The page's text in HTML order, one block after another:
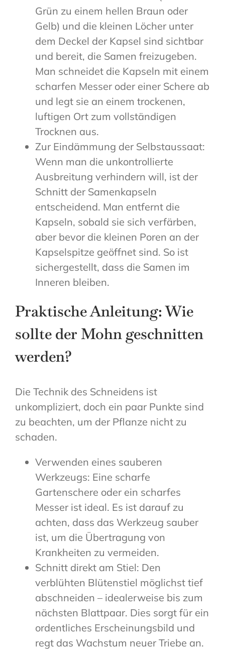
Grün zu einem hellen Braun oder
Gelb) und die kleinen Löcher unter
dem Deckel der Kapsel sind sichtbar
und bereit, die Samen freizugeben.
Man schneidet die Kapseln mit einem
scharfen Messer oder einer Schere ab
und legt sie an einem trockenen,
luftigen Ort zum vollständigen
Trocknen aus.
Zur Eindämmung der Selbstaussaat:
Wenn man die unkontrollierte
Ausbreitung verhindern will, ist der
Schnitt der Samenkapseln
entscheidend. Man entfernt die
Kapseln, sobald sie sich verfärben,
aber bevor die kleinen Poren an der
Kapselspitze geöffnet sind. So ist
sichergestellt, dass die Samen im
Inneren bleiben.
Praktische Anleitung: Wie
sollte der Mohn geschnitten
werden?
Die Technik des Schneidens ist
unkompliziert, doch ein paar Punkte sind
zu beachten, um der Pflanze nicht zu
schaden.
Verwenden eines sauberen
Werkzeugs: Eine scharfe
Gartenschere oder ein scharfes
Messer ist ideal. Es ist darauf zu
achten, dass das Werkzeug sauber
ist, um die Übertragung von
Krankheiten zu vermeiden.
Schnitt direkt am Stiel: Den
verblühten Blütenstiel möglichst tief
abschneiden – idealerweise bis zum
nächsten Blattpaar. Dies sorgt für ein
ordentliches Erscheinungsbild und
regt das Wachstum neuer Triebe an.